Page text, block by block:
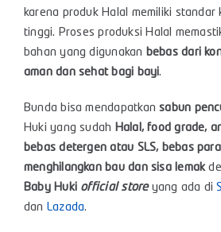
karena produk Halal memiliki standar
tinggi. Proses produksi Halal
bahan yang digunakan bebas dari
aman dan sehat bagi bayi.
Bunda bisa mendapatkansabun
Huki yang sudah Halal, food grade,
bebas detergen atau SLS, bebas
menghilangkan bau dan sisa lemak
Baby Huki official storeyang ada di
dan Lazada.